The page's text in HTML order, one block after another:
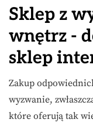
Sklep z
wnętrz -
sklep
Zakup
wyzwanie,
które oferują tak